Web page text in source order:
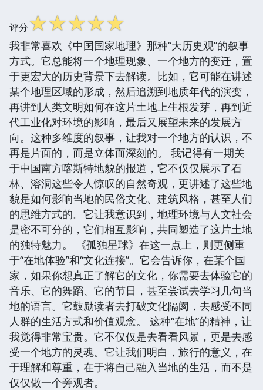
评分☆☆☆☆☆
我非常喜欢《中国国家地理》那种“大历史观”的叙事
方式。它总能将一个地理现象、一个地方的变迁，置
于更宏大的历史背景下去解读。比如，它可能在讲述
某个地理区域的形成，然后追溯到地质年代的演变，
再讲到人类文明如何在这片土地上生根发芽，再到近
代工业化对环境的影响，最后又展望未来的发展方
向。这种多维度的叙事，让我对一个地方的认识，不
再是片面的，而是立体而深刻的。 我记得有一期关
于中国南方喀斯特地貌的报道，它不仅仅展示了石
林、溶洞这些令人惊叹的自然奇观，更讲述了这些地
貌是如何影响当地的民俗文化、建筑风格，甚至人们
的思维方式的。它让我意识到，地理环境与人文社会
是密不可分的，它们相互影响，共同塑造了这片土地
的独特魅力。 《孤独星球》在这一点上，则更侧重
于“在地体验”和“文化连接”。它会告诉你，在某个国
家，如果你想真正了解它的文化，你需要去体验它的
音乐、它的舞蹈、它的节日，甚至尝试去学习几句当
地的语言。它鼓励读者去打破文化隔阂，去感受不同
人群的生活方式和价值观念。 这种“在地”的精神，让
我觉得非常宝贵。它不仅仅是去看看风景，更是去感
受一个地方的灵魂。它让我们明白，旅行的意义，在
于理解和尊重，在于将自己融入当地的生活，而不是
仅仅做一个旁观者。